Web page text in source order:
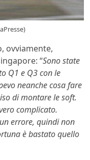
ovviamente,
“Sono state
Q1 e Q3 con le
neanche cosa fare
di montare le soft.
complicato.
errore, quindi non
è bastato quello